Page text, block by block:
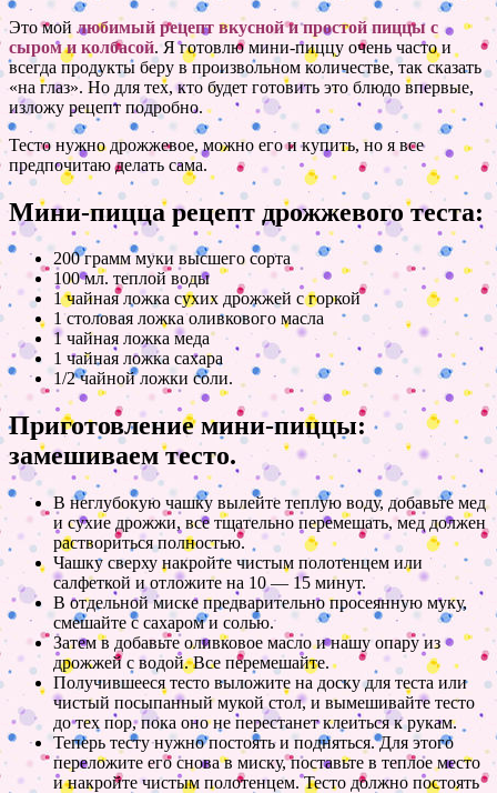
Это мой любимый рецепт вкусной и простой пиццы с
сыром и колбасой. Я готовлю мини-пиццу очень часто и
всегда продукты беру в произвольном количестве, так сказать
«на глаз». Но для тех, кто будет готовить это блюдо впервые,
изложу рецепт подробно.
Тесто нужно дрожжевое, можно его и купить, но я все
предпочитаю делать сама.
Мини-пицца рецепт дрожжевого теста:
200 грамм муки высшего сорта
100 мл. теплой воды
1 чайная ложка сухих дрожжей с горкой
1 столовая ложка оливкового масла
1 чайная ложка меда
1 чайная ложка сахара
1/2 чайной ложки соли.
Приготовление мини-пиццы:
замешиваем тесто.
В неглубокую чашку вылейте теплую воду, добавьте мед
и сухие дрожжи, все тщательно перемешать, мед должен
раствориться полностью.
Чашку сверху накройте чистым полотенцем или
салфеткой и отложите на 10 — 15 минут.
В отдельной миске предварительно просеянную муку,
смешайте с сахаром и солью.
Затем в добавьте оливковое масло и нашу опару из
дрожжей с водой. Все перемешайте.
Получившееся тесто выложите на доску для теста или
чистый посыпанный мукой стол, и вымешивайте тесто
до тех пор, пока оно не перестанет клеиться к рукам.
Теперь тесту нужно постоять и подняться. Для этого
переложите его снова в миску, поставьте в теплое место
и накройте чистым полотенцем. Тесто должно постоять